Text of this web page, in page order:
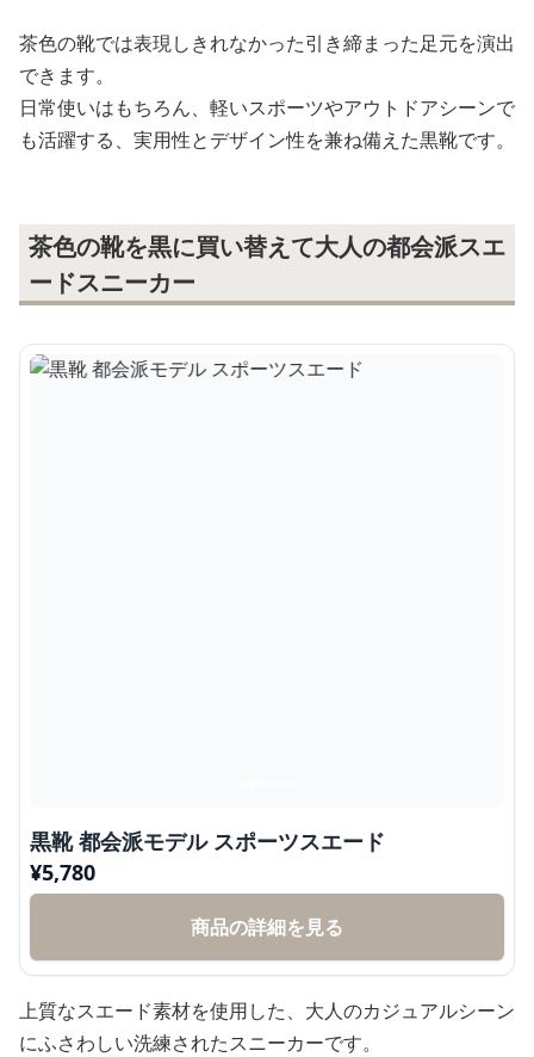
茶色の靴では表現しきれなかった引き締まった足元を演出
できます。
日常使いはもちろん、軽いスポーツやアウトドアシーンで
も活躍する、実用性とデザイン性を兼ね備えた黒靴です。
茶色の靴を黒に買い替えて大人の都会派スエ
ードスニーカー
黒靴 都会派モデル スポーツスエード
¥5,780
商品の詳細を見る
上質なスエード素材を使用した、大人のカジュアルシーン
にふさわしい洗練されたスニーカーです。